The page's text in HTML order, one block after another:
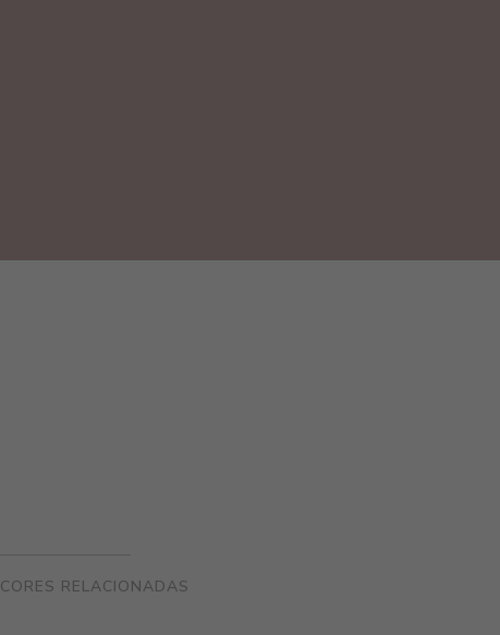
CORES RELACIONADAS